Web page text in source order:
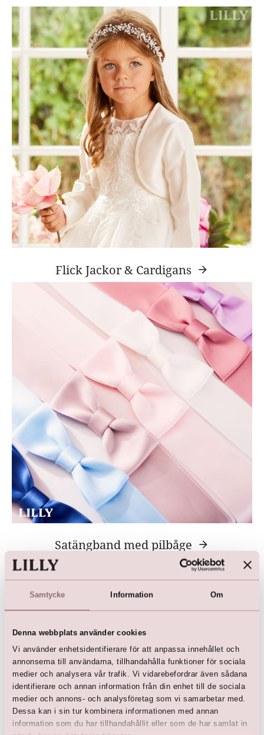
Samtycke Information Om
Denna webbplats använder cookies
Vi använder enhetsidentifierare för att anpassa innehållet och
annonserna till användarna, tillhandahålla funktioner för sociala
medier och analysera vår trafik. Vi vidarebefordrar även sådana
identifierare och annan information från din enhet till de sociala
medier och annons- och analysföretag som vi samarbetar med.
Dessa kan i sin tur kombinera informationen med annan
information som du har tillhandahållit eller som de har samlat in
Flick Jackor & Cardigans
Satängband med pilbåge
Tips! Matcha färgen till tärnorna